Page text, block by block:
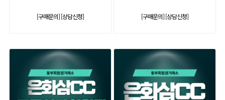
[구매문의][상담신청] [구매문의][상담신청]